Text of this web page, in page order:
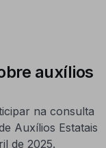
auxílios
na consulta
Auxílios Estatais
de 2025.